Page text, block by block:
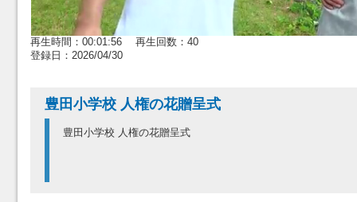
再生時間：00:01:56 再生回数：40
登録日：2026/04/30
豊田小学校 人権の花贈呈式
豊田小学校 人権の花贈呈式